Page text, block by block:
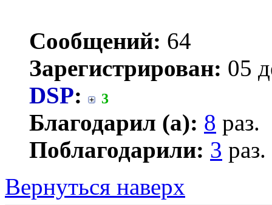
Сообщений: 64
Зарегистрирован: 05
DSP: 3
Благодарил (а): 8 раз.
Поблагодарили: 3 раз.
Вернуться наверх